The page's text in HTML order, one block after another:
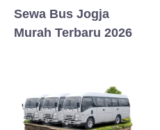
Sewa Bus Jogja
Murah Terbaru 2026